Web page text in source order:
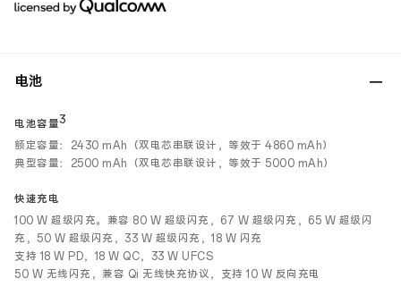
电池
电池容量3
额定容量：2430 mAh（双电芯串联设计，等效于 4860 mAh）
典型容量：2500 mAh（双电芯串联设计，等效于 5000 mAh）
快速充电
100 W 超级闪充。兼容 80 W 超级闪充，67 W 超级闪充，65 W 超级闪
充，50 W 超级闪充，33 W 超级闪充，18 W 闪充
支持 18 W PD，18 W QC，33 W UFCS
50 W 无线闪充，兼容 Qi 无线快充协议，支持 10 W 反向充电